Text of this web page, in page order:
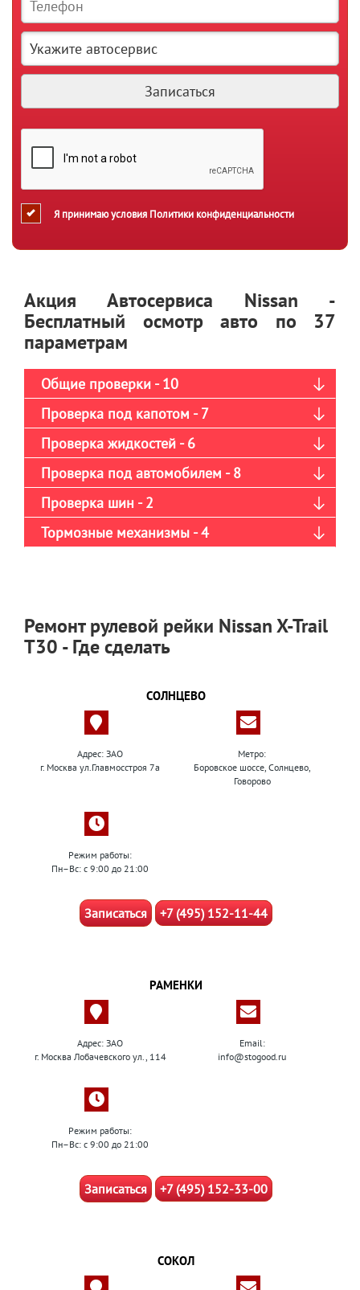
Я принимаю условия Политики конфиденциальности
Акция Автосервиса Nissan -
Бесплатный осмотр авто по 37
параметрам
Общие проверки - 10
Проверка под капотом - 7
Проверка жидкостей - 6
Проверка под автомобилем - 8
Проверка шин - 2
Тормозные механизмы - 4
Ремонт рулевой рейки Nissan X-Trail
T30 - Где сделать
СОЛНЦЕВО
Адрес: ЗАО
г. Москва ул.Главмосстроя 7а
Метро:
Боровское шоссе, Солнцево,
Говорово
Режим работы:
Пн–Вс: с 9:00 до 21:00
Записаться +7 (495) 152-11-44
РАМЕНКИ
Адрес: ЗАО
г. Москва Лобачевского ул., 114
Email:
info@stogood.ru
Режим работы:
Пн–Вс: с 9:00 до 21:00
Записаться +7 (495) 152-33-00
СОКОЛ